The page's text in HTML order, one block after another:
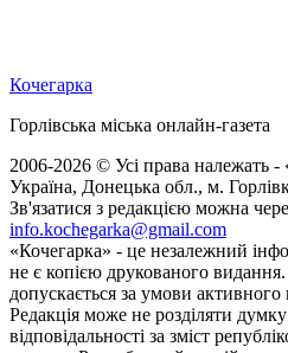
Кочегарка
Горлівська міська онлайн-газета
2006-2026 © Усі права належать
Україна, Донецька обл., м.
Зв'язатися з редакцією можна
info.kochegarka@gmail.com
«Кочегарка» - це незалежний
не є копією друкованого
допускається за умови
Редакція може не розділяти думку
відповідальності за зміст